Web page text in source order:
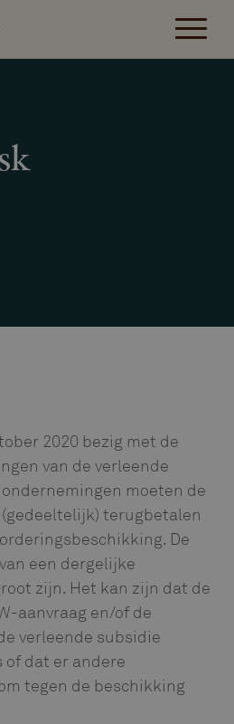
2020 bezig met de
van de verleende
moeten de
terugbetalen
De
een dergelijke
zijn. Het kan zijn dat de
aanvraag en/of de
verleende subsidie
dat er andere
tegen de beschikking